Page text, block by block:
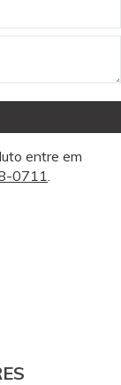
entre em
0711.